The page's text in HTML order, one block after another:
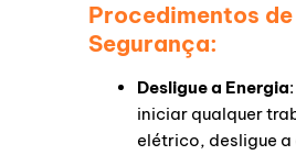
Procedimentos de
Segurança:
Desligue a Energia
iniciar qualquer
elétrico, desligue a